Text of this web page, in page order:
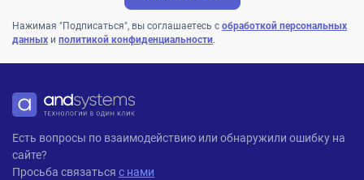
Нажимая "Подписаться", вы соглашаетесь с обработкой персональных
данных и политикой конфиденциальности.
ANDPRO
Есть вопросы по взаимодействию или обнаружили ошибку на
сайте?
Просьба связаться с нами